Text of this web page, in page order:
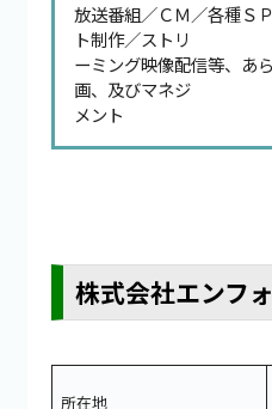
放送番組／ＣＭ／各種Ｓ
ト制作／ストリ
ーミング映像配信等、あ
画、及びマネジ
メント
株式会社エンフ
所在地